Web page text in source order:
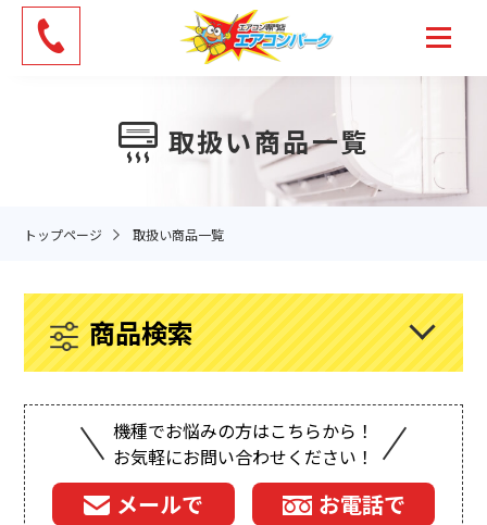
Skip
the
取扱い商品一覧
トップページ 取扱い商品一覧
商品検索
機種でお悩みの方はこちらから！
お気軽にお問い合わせください！
メールで お電話で